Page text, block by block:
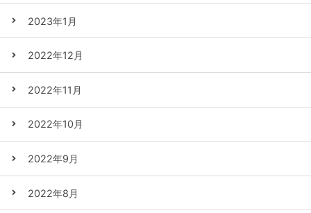
2023年1月
2022年12月
2022年11月
2022年10月
2022年9月
2022年8月